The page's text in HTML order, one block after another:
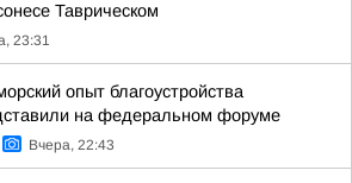
Таврическом
23:31
опыт благоустройства
на федеральном форуме
Вчера, 22:43